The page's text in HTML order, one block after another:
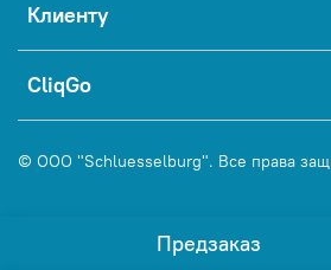
Предзаказ
Клиенту
CliqGo
© ООО "Schluesselburg". Все права